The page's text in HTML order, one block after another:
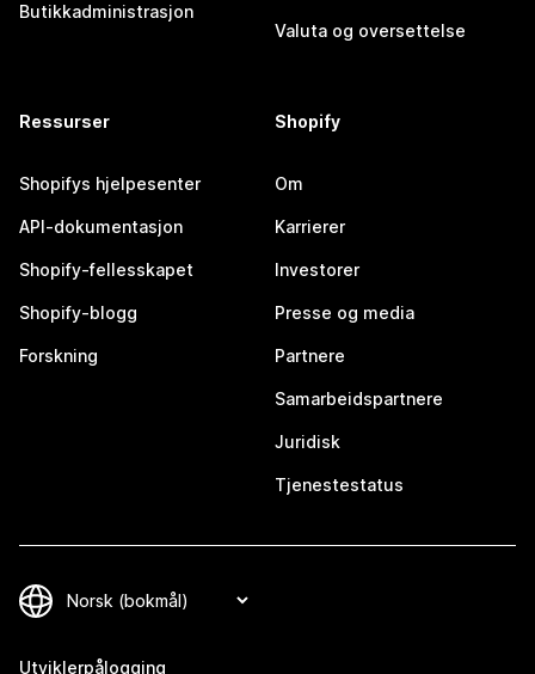
Butikkadministrasjon
Valuta og oversettelse
Ressurser
Shopifys hjelpesenter
API-dokumentasjon
Shopify-fellesskapet
Shopify-blogg
Forskning
Shopify
Om
Karrierer
Investorer
Presse og media
Partnere
Samarbeidspartnere
Juridisk
Tjenestestatus
Utviklerpålogging